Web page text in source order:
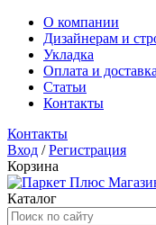
О компании
Дизайнерам и
Укладка
Оплата и доставка
Статьи
Контакты
Контакты
Вход /Регистрация
Корзина
Каталог